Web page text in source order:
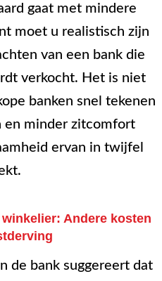
gaat met mindere
moet u realistisch zijn
van een bank die
verkocht. Het is niet
banken snel tekenen
en minder zitcomfort
ervan in twijfel
Andere kosten
de bank suggereert dat